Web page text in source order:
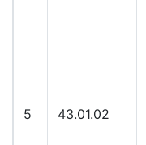
5 43.01.02